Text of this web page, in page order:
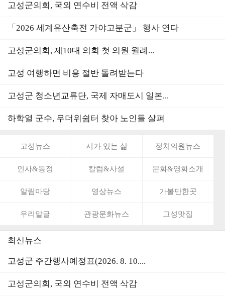
고성군의회, 국외 연수비 전액 삭감
「2026 세계유산축전 가야고분군」 행사 연다
고성군의회, 제10대 의회 첫 의원 월례...
고성 여행하면 비용 절반 돌려받는다
고성군 청소년교류단, 국제 자매도시 일본...
하학열 군수, 무더위쉼터 찾아 노인들 살펴
고성뉴스 시가 있는 삶 정치의원뉴스
인사&동정 칼럼&사설 문화&영화소개
알림마당 영상뉴스 가볼만한곳
우리말글 관광문화뉴스 고성맛집
최신뉴스
고성군 주간행사예정표(2026. 8. 10....
고성군의회, 국외 연수비 전액 삭감